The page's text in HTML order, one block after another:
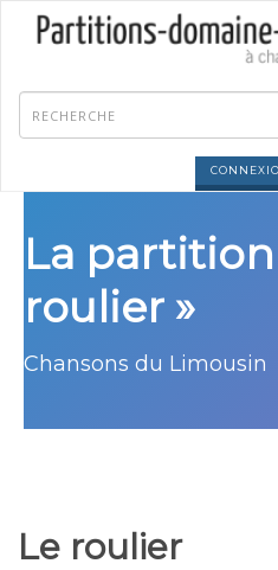
La partition
roulier »
Chansons du Limousin
Le roulier